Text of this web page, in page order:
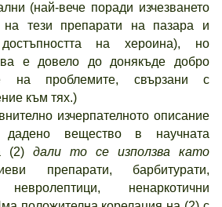
(най-вече поради изчезването
на тези препарати на пазара и
на хероина), но
е довело до донякъде добро
на проблемите, свързани с
към тях.)
изчерпателното описание
вещество в научната
(2) дали то се използва като
препарати, барбитурати,
невролептици, ненаркотични